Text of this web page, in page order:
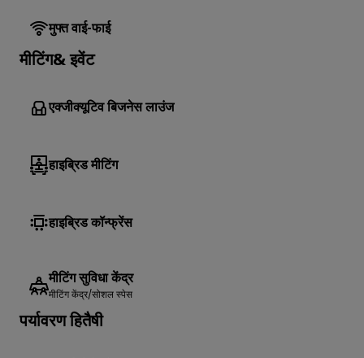
मुफ्त वाई-फाई
मीटिंग& इवेंट
एक्जीक्यूटिव बिजनेस लाउंज
हाइब्रिड मीटिंग
हाइब्रिड कॉन्फ्रेंस
मीटिंग सुविधा केंद्र
मीटिंग केंद्र/सोशल स्पेस
पर्यावरण हितैषी